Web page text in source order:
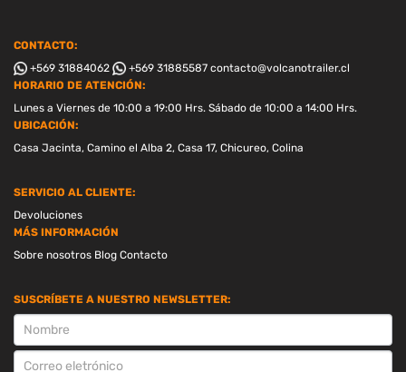
CONTACTO:
+569 31884062
+569 31885587 contacto@volcanotrailer.cl
HORARIO DE ATENCIÓN:
Lunes a Viernes de 10:00 a 19:00 Hrs. Sábado de 10:00 a 14:00 Hrs.
UBICACIÓN:
Casa Jacinta, Camino el Alba 2, Casa 17, Chicureo, Colina
SERVICIO AL CLIENTE:
Devoluciones
MÁS INFORMACIÓN
Sobre nosotros Blog Contacto
SUSCRÍBETE A NUESTRO NEWSLETTER:
SUSCRIPCION